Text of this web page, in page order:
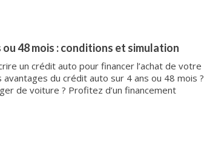
48 mois : conditions et simulation
un crédit auto pour financer l’achat de votre
avantages du crédit auto sur 4 ans ou 48 mois ?
de voiture ? Profitez d’un financement